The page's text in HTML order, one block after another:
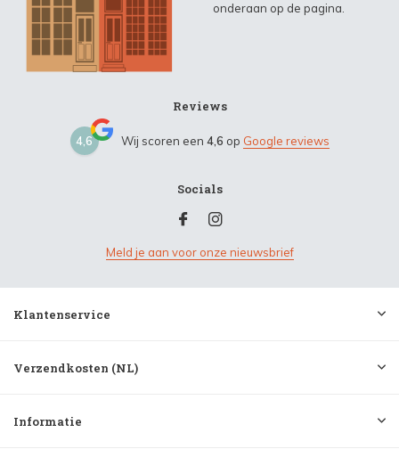
onderaan op de pagina.
Reviews
4,6 Wij scoren een 4,6 op Google reviews
Socials
Meld je aan voor onze nieuwsbrief
Klantenservice
Verzendkosten (NL)
Informatie